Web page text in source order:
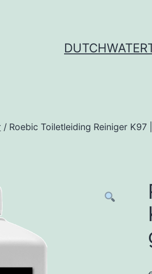
/ Roebic Toiletleiding Reiniger K97